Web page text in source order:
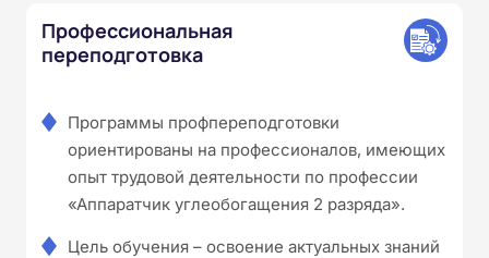
Профессиональная
переподготовка
Программы профпереподготовки
ориентированы на профессионалов, имеющих
опыт трудовой деятельности по профессии
«Аппаратчик углеобогащения 2 разряда».
Цель обучения – освоение актуальных знаний